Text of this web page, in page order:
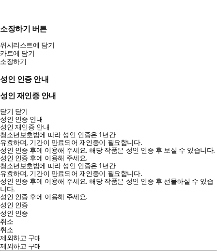
소장하기 버튼
위시리스트에 담기
카트에 담기
소장하기
성인 인증 안내
성인 재인증 안내
닫기 닫기
성인 인증 안내
성인 재인증 안내
청소년보호법에 따라 성인 인증은 1년간
유효하며, 기간이 만료되어 재인증이 필요합니다.
성인 인증 후에 이용해 주세요.해당 작품은 성인 인증 후 보실 수 있습니다.
성인 인증 후에 이용해 주세요.
청소년보호법에 따라 성인 인증은 1년간
유효하며, 기간이 만료되어 재인증이 필요합니다.
성인 인증 후에 이용해 주세요.해당 작품은 성인 인증 후 선물하실 수 있습
니다.
성인 인증 후에 이용해 주세요.
성인 인증
성인 인증
취소
취소
제외하고 구매
제외하고 구매